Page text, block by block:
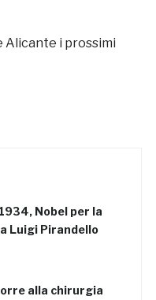
Alicante i prossimi
Nobel per la
Luigi Pirandello
alla chirurgia